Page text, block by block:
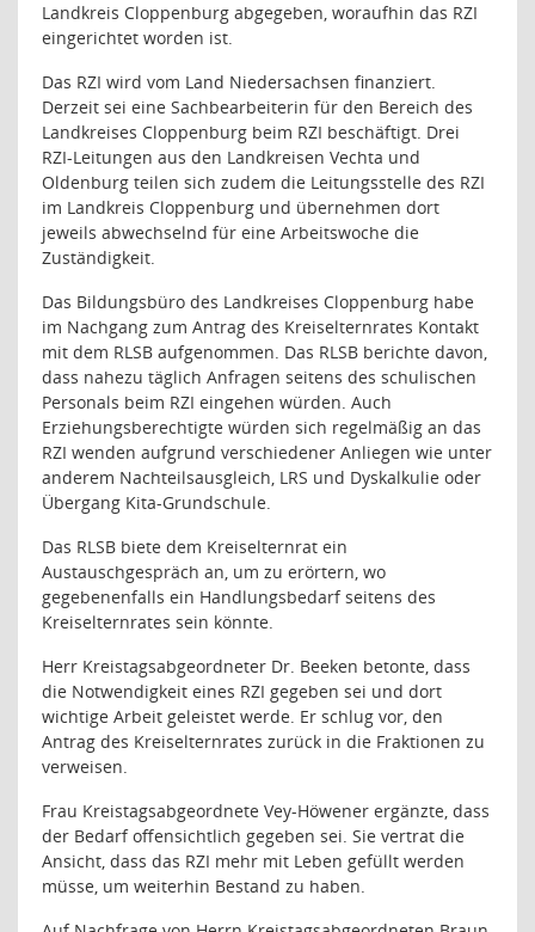
Landkreis Cloppenburg abgegeben, woraufhin das RZI
eingerichtet worden ist.
Das RZI wird vom Land Niedersachsen finanziert.
Derzeit sei eine Sachbearbeiterin für den Bereich des
Landkreises Cloppenburg beim RZI beschäftigt. Drei
RZI-Leitungen aus den Landkreisen Vechta und
Oldenburg teilen sich zudem die Leitungsstelle des RZI
im Landkreis Cloppenburg und übernehmen dort
jeweils abwechselnd für eine Arbeitswoche die
Zuständigkeit.
Das Bildungsbüro des Landkreises Cloppenburg habe
im Nachgang zum Antrag des Kreiselternrates Kontakt
mit dem RLSB aufgenommen. Das RLSB berichte davon,
dass nahezu täglich Anfragen seitens des schulischen
Personals beim RZI eingehen würden. Auch
Erziehungsberechtigte würden sich regelmäßig an das
RZI wenden aufgrund verschiedener Anliegen wie unter
anderem Nachteilsausgleich, LRS und Dyskalkulie oder
Übergang Kita-Grundschule.
Das RLSB biete dem Kreiselternrat ein
Austauschgespräch an, um zu erörtern, wo
gegebenenfalls ein Handlungsbedarf seitens des
Kreiselternrates sein könnte.
Herr Kreistagsabgeordneter Dr. Beeken betonte, dass
die Notwendigkeit eines RZI gegeben sei und dort
wichtige Arbeit geleistet werde. Er schlug vor, den
Antrag des Kreiselternrates zurück in die Fraktionen zu
verweisen.
Frau Kreistagsabgeordnete Vey-Höwener ergänzte, dass
der Bedarf offensichtlich gegeben sei. Sie vertrat die
Ansicht, dass das RZI mehr mit Leben gefüllt werden
müsse, um weiterhin Bestand zu haben.